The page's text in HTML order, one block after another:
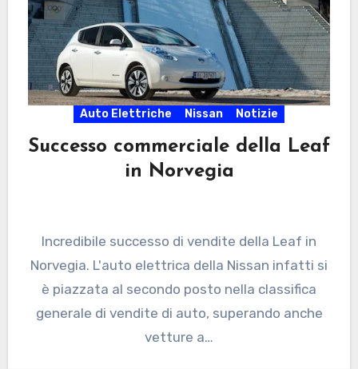
Auto Elettriche Nissan Notizie
Successo commerciale della Leaf
in Norvegia
Incredibile successo di vendite della Leaf in
Norvegia. L'auto elettrica della Nissan infatti si
è piazzata al secondo posto nella classifica
generale di vendite di auto, superando anche
vetture a…